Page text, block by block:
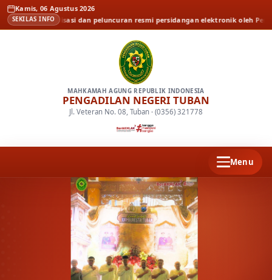
Kamis, 06 Agustus 2026
SEKILAS INFO
Sosialisasi dan peluncuran resmi persidangan elektronik oleh Pengadilan
MAHKAMAH AGUNG REPUBLIK INDONESIA
PENGADILAN NEGERI TUBAN
Jl. Veteran No. 08, Tuban · (0356) 321778
Menu